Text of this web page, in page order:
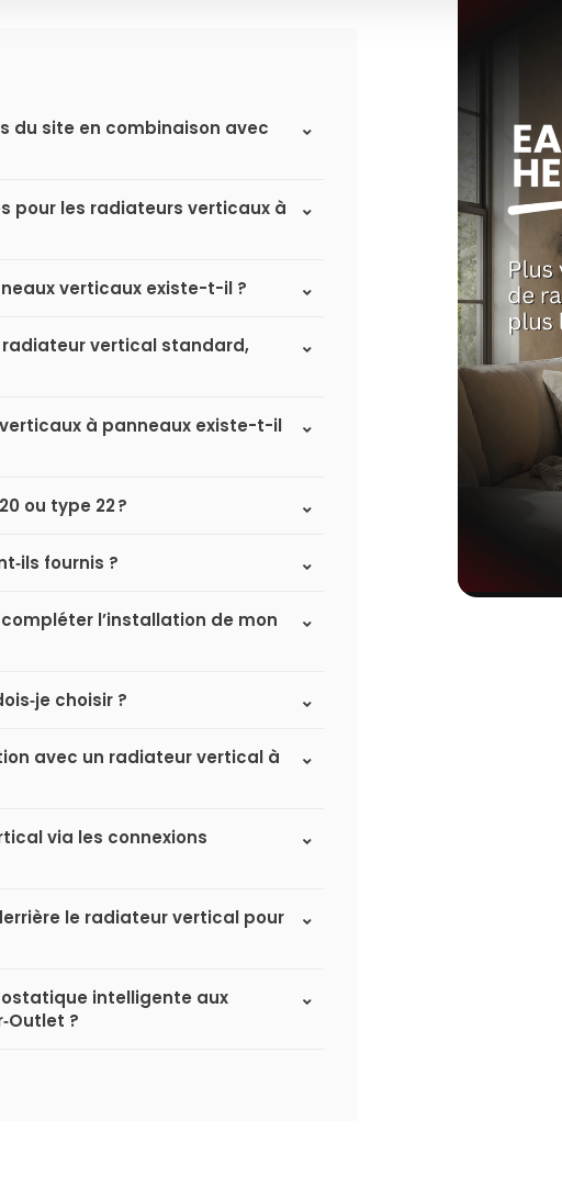
du site en combinaison avec
pour les radiateurs verticaux à
verticaux existe-t-il ?
vertical standard,
à panneaux existe-t-il
ou type 22 ?
fournis ?
l’installation de mon
choisir ?
avec un radiateur vertical à
via les connexions
le radiateur vertical pour
intelligente aux
?